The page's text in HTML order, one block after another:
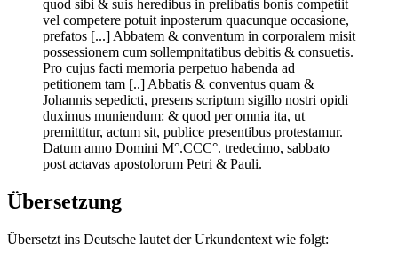
quod sibi & suis heredibus in prelibatis bonis competiit
vel competere potuit inposterum quacunque occasione,
prefatos [...] Abbatem & conventum in corporalem misit
possessionem cum sollempnitatibus debitis & consuetis.
Pro cujus facti memoria perpetuo habenda ad
petitionem tam [..] Abbatis & conventus quam &
Johannis sepedicti, presens scriptum sigillo nostri opidi
duximus muniendum: & quod per omnia ita, ut
premittitur, actum sit, publice presentibus protestamur.
Datum anno Domini M°.CCC°. tredecimo, sabbato
post actavas apostolorum Petri & Pauli.
Übersetzung
Übersetzt ins Deutsche lautet der Urkundentext wie folgt: